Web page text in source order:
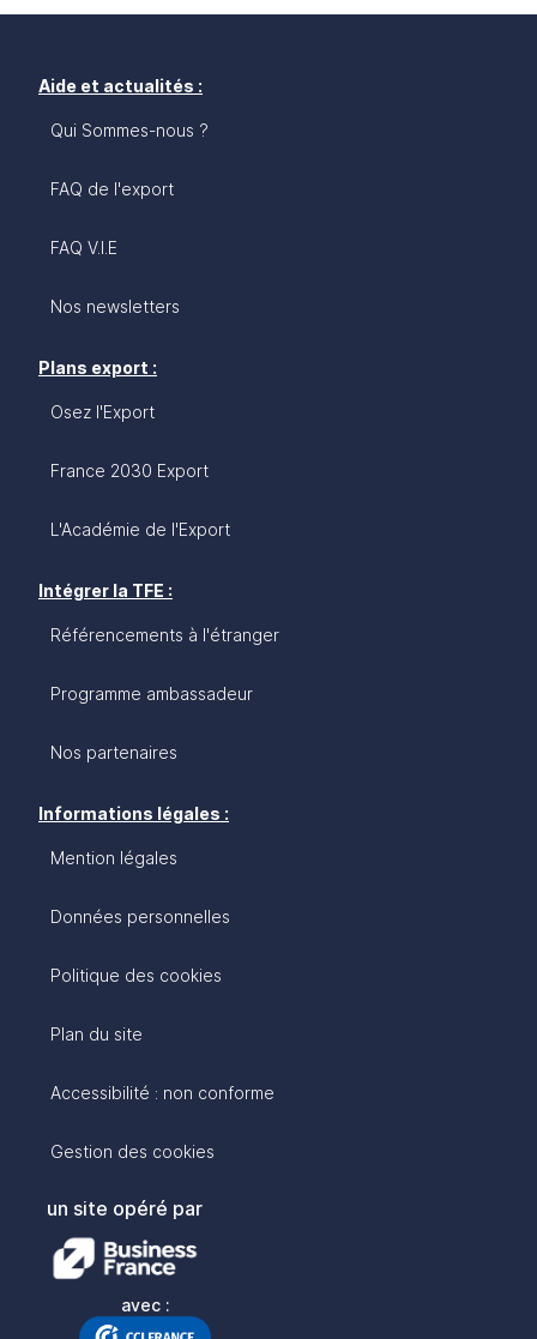
Aide et actualités :
Qui Sommes-nous ?
FAQ de l'export
FAQ V.I.E
Nos newsletters
Plans export :
Osez l'Export
France 2030 Export
L'Académie de l'Export
Intégrer la TFE :
Référencements à l'étranger
Programme ambassadeur
Nos partenaires
Informations légales :
Mention légales
Données personnelles
Politique des cookies
Plan du site
Accessibilité : non conforme
Gestion des cookies
un site opéré par
avec :